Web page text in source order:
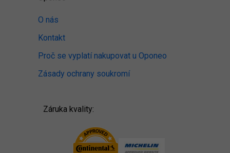
O nás
Kontakt
Proč se vyplatí nakupovat u Oponeo
Zásady ochrany soukromí
Záruka kvality: